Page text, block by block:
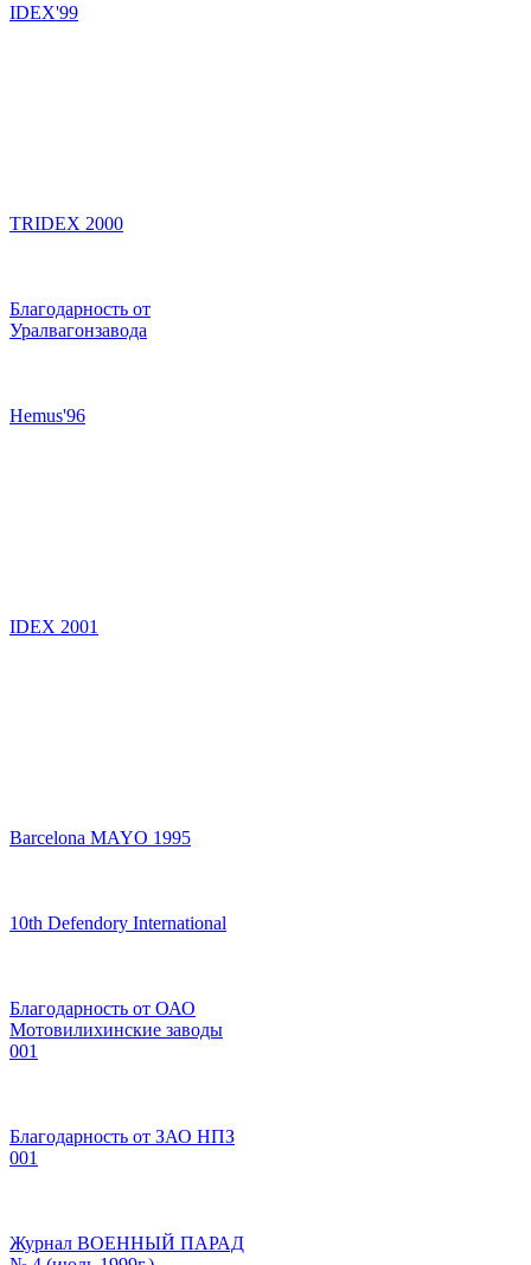
IDEX'99
TRIDEX 2000
Благодарность от
Уралвагонзавода
Hemus'96
IDEX 2001
Barcelona MAYO 1995
10th Defendory International
Благодарность от ОАО
Мотовилихинские заводы
001
Благодарность от ЗАО НПЗ
001
Журнал ВОЕННЫЙ ПАРАД